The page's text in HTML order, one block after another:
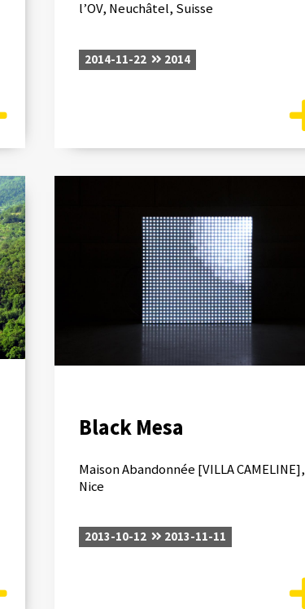
l’OV, Neuchâtel, Suisse
2014-11-22 2014
Black Mesa
Maison Abandonnée [VILLA CAMELINE],
Nice
2013-10-12 2013-11-11